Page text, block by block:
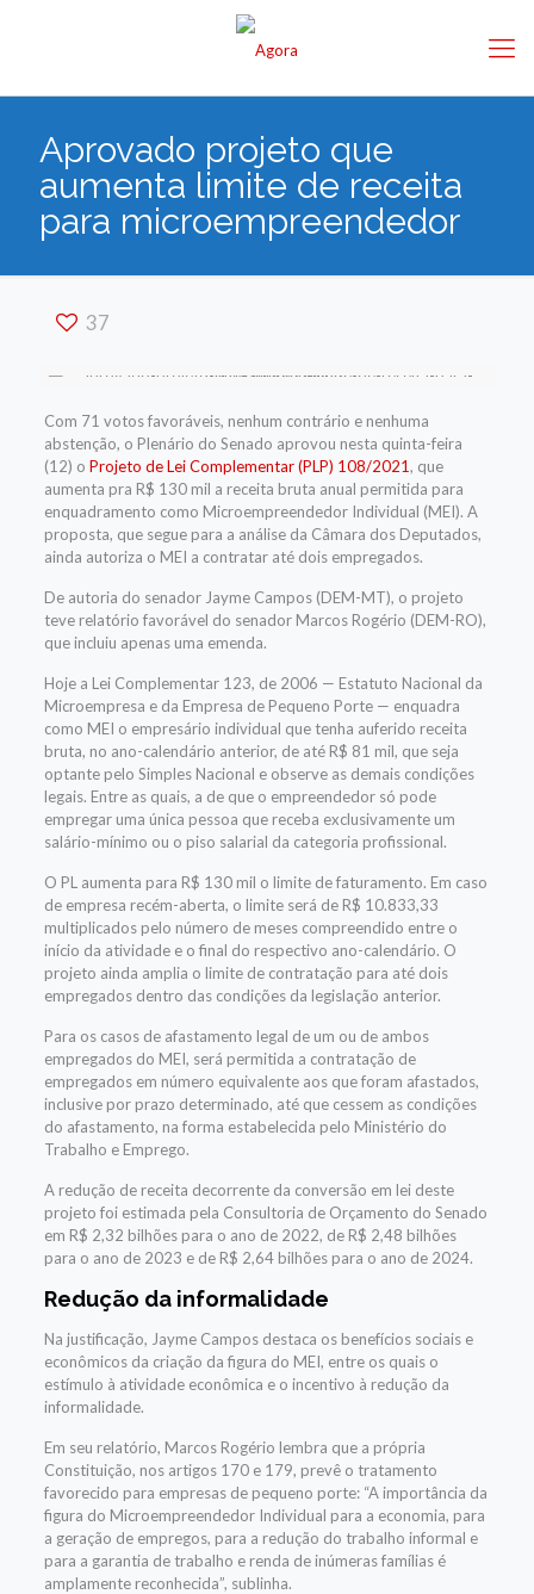
Aprovado projeto que
aumenta limite de receita
para microempreendedor
37
Com 71 votos favoráveis, nenhum contrário e nenhuma
abstenção, o Plenário do Senado aprovou nesta quinta-feira
(12) o Projeto de Lei Complementar (PLP) 108/2021, que
aumenta pra R$ 130 mil a receita bruta anual permitida para
enquadramento como Microempreendedor Individual (MEI). A
proposta, que segue para a análise da Câmara dos Deputados,
ainda autoriza o MEI a contratar até dois empregados.
De autoria do senador Jayme Campos (DEM-MT), o projeto
teve relatório favorável do senador Marcos Rogério (DEM-RO),
que incluiu apenas uma emenda.
Hoje a Lei Complementar 123, de 2006 — Estatuto Nacional da
Microempresa e da Empresa de Pequeno Porte — enquadra
como MEI o empresário individual que tenha auferido receita
bruta, no ano-calendário anterior, de até R$ 81 mil, que seja
optante pelo Simples Nacional e observe as demais condições
legais. Entre as quais, a de que o empreendedor só pode
empregar uma única pessoa que receba exclusivamente um
salário-mínimo ou o piso salarial da categoria profissional.
O PL aumenta para R$ 130 mil o limite de faturamento. Em caso
de empresa recém-aberta, o limite será de R$ 10.833,33
multiplicados pelo número de meses compreendido entre o
início da atividade e o final do respectivo ano-calendário. O
projeto ainda amplia o limite de contratação para até dois
empregados dentro das condições da legislação anterior.
Para os casos de afastamento legal de um ou de ambos
empregados do MEI, será permitida a contratação de
empregados em número equivalente aos que foram afastados,
inclusive por prazo determinado, até que cessem as condições
do afastamento, na forma estabelecida pelo Ministério do
Trabalho e Emprego.
A redução de receita decorrente da conversão em lei deste
projeto foi estimada pela Consultoria de Orçamento do Senado
em R$ 2,32 bilhões para o ano de 2022, de R$ 2,48 bilhões
para o ano de 2023 e de R$ 2,64 bilhões para o ano de 2024.
Redução da informalidade
Na justificação, Jayme Campos destaca os benefícios sociais e
econômicos da criação da figura do MEI, entre os quais o
estímulo à atividade econômica e o incentivo à redução da
informalidade.
Em seu relatório, Marcos Rogério lembra que a própria
Constituição, nos artigos 170 e 179, prevê o tratamento
favorecido para empresas de pequeno porte: “A importância da
figura do Microempreendedor Individual para a economia, para
a geração de empregos, para a redução do trabalho informal e
para a garantia de trabalho e renda de inúmeras famílias é
amplamente reconhecida”, sublinha.